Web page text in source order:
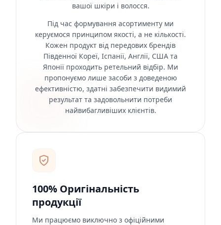
вашої шкіри і волосся.
Під час формування асортименту ми
керуємося принципом якості, а не кількості.
Кожен продукт від передових брендів
Південної Кореї, Іспанії, Англії, США та
Японії проходить ретельний відбір. Ми
пропонуємо лише засоби з доведеною
ефективністю, здатні забезпечити видимий
результат та задовольнити потреби
найвибагливіших клієнтів.
100% Оригінальність
продукції
Ми працюємо виключно з офіційними